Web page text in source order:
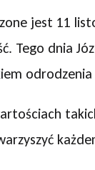
jest 11
Tego dnia